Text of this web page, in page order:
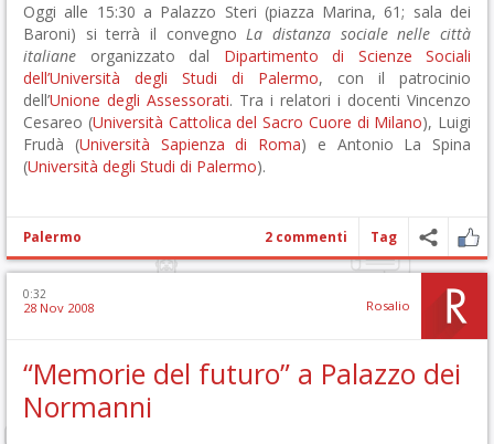
Oggi alle 15:30 a Palazzo Steri (piazza Marina, 61; sala dei
Baroni) si terrà il convegnoLa distanza sociale nelle città
italiane organizzato dal Dipartimento di Scienze Sociali
dell’Università degli Studi di Palermo, con il patrocinio
dell’Unione degli Assessorati. Tra i relatori i docenti Vincenzo
Cesareo (Università Cattolica del Sacro Cuore di Milano), Luigi
Frudà (Università Sapienza di Roma) e Antonio La Spina
(Università degli Studi di Palermo).
Palermo 2 commenti Tag
0:32
28 Nov 2008 Rosalio
“Memorie del futuro” a Palazzo dei
Normanni